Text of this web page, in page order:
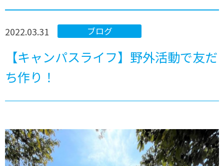
ブログ
2022.03.31
【キャンパスライフ】野外活動で友だ
ち作り！